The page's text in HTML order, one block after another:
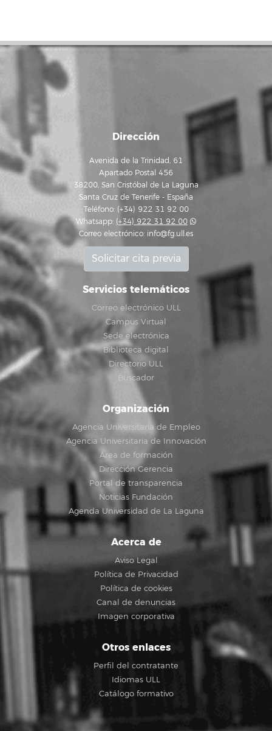
Dirección
Avenida de la Trinidad, 61
Apartado Postal 456
38200, San Cristóbal de La Laguna
Santa Cruz de Tenerife - España
Teléfono: (+34) 922 31 92 00
Whatsapp: (+34) 922 31 92 00
Correo electrónico: info@fg.ull.es
Solicitar cita previa
Servicios telemáticos
Correo electrónico ULL
Campus Virtual
Sede electrónica
Biblioteca digital
Directorio ULL
Buscador
Organización
Agencia Universitaria de Empleo
Agencia Universitaria de Innovación
Área de formación
Dirección Gerencia
Portal de transparencia
Noticias Fundación
Agenda Universidad de La Laguna
Acerca de
Aviso Legal
Política de Privacidad
Política de cookies
Canal de denuncias
Imagen corporativa
Otros enlaces
Perfil del contratante
Idiomas ULL
Catálogo formativo